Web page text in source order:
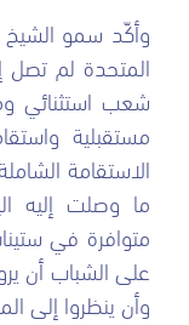
وأكّد سمو الشيخ
المتحدة لم تصل
شعب استثنائي
مستقبلية
الاستقامة
ما وصلت إليه
متوافرة في
على الشباب أن
وأن ينظروا إلى